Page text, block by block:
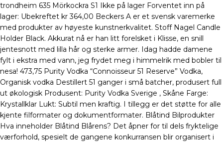
trondheim 635 Mörkockra S1 Ikke på lager Forventet inn på
lager: Ubekreftet kr 364,00 Beckers A er et svensk varemerke
med produkter av høyeste kunstnerkvalitet. Stoff Nagel Candle
Holder Black. Akkurat nå er han litt forelsket i Klisse, en snill
jentesnott med lilla hår og sterke armer. Idag hadde damene
fylt i ekstra med vann, jeg frydet meg i himmelrik med bobler til
nesa! 473,75 Purity Vodka “Connoisseur 51 Reserve” Vodka,
Organisk vodka Destillert 51 ganger i små batcher, produsert full
ut økologisk Produsent: Purity Vodka Sverige , Skåne Farge:
Krystallklar Lukt: Subtil men kraftig. I tillegg er det støtte for alle
kjente filformater og dokumentformater. Blåtind Bilprodukter
Hva inneholder Blåtind Blårens? Det åpner for til dels fryktelige
værforhold, spesielt de gangene konkurransen blir organisert i